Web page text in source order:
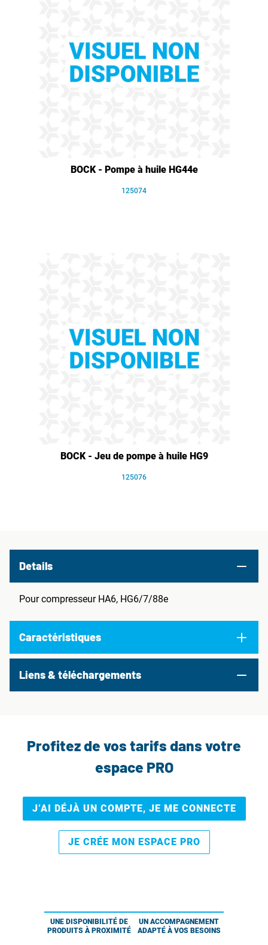
BOCK - Pompe à huile HG44e
125074
BOCK - Jeu de pompe à huile HG9
125076
Details
Pour compresseur HA6, HG6/7/88e
Caractéristiques
Liens & téléchargements
Profitez de vos tarifs dans votre
espace PRO
J’AI DÉJÀ UN COMPTE, JE ME CONNECTE
JE CRÉE MON ESPACE PRO
UNE DISPONIBILITÉ DE
PRODUITS À PROXIMITÉ
UN ACCOMPAGNEMENT
ADAPTÉ À VOS BESOINS